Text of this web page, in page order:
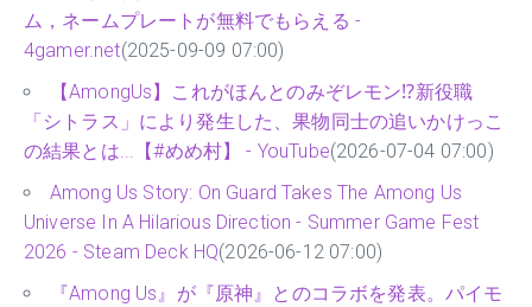
ム，ネームプレートが無料でもらえる -
4gamer.net(2025-09-09 07:00)
【AmongUs】これがほんとのみぞレモン⁉新役職
「シトラス」により発生した、果物同士の追いかけっこ
の結果とは...【#めめ村】 - YouTube(2026-07-04 07:00)
Among Us Story: On Guard Takes The Among Us
Universe In A Hilarious Direction - Summer Game Fest
2026 - Steam Deck HQ(2026-06-12 07:00)
『Among Us』が『原神』とのコラボを発表。パイモ